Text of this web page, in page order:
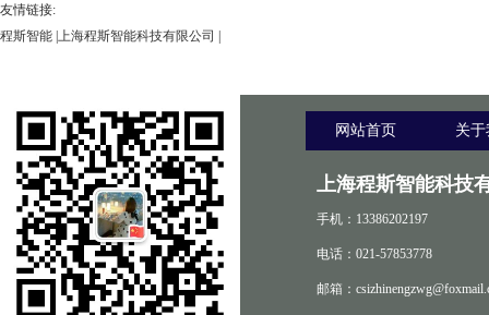
友情链接:
程斯智能 上海程斯智能科技有限公司
网站首页 关
上海程斯智能科技
手机：13386202197
电话：021-57853778
邮箱：